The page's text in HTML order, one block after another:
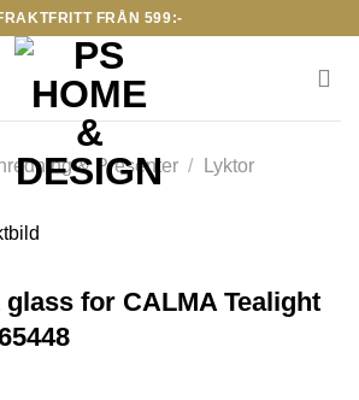
FRÅN 599:-
& Presenter / Lyktor
for CALMA Tealight